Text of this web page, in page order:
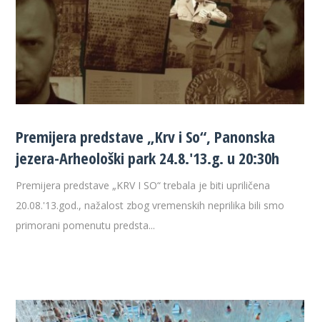
Premijera predstave „Krv i So“, Panonska
jezera-Arheološki park 24.8.'13.g. u 20:30h
Premijera predstave „KRV I SO“ trebala je biti upriličena
20.08.'13.god., nažalost zbog vremenskih neprilika bili smo
primorani pomenutu predsta...